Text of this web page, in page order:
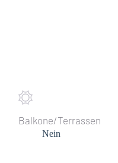
Balkone/Terrassen
Nein